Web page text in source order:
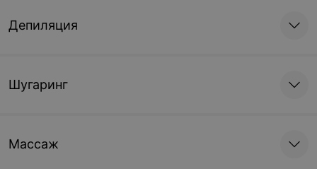
Депиляция
Шугаринг
Массаж